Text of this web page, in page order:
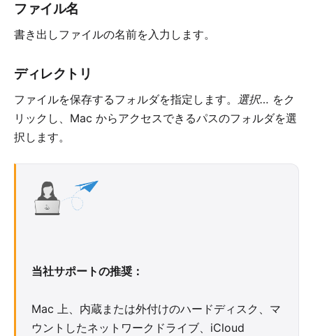
ファイル名
書き出しファイルの名前を入力します。
ディレクトリ
ファイルを保存するフォルダを指定します。 選択… をク
リックし、Mac からアクセスできるパスのフォルダを選
択します。
当社サポートの推奨：
Mac 上、内蔵または外付けのハードディスク、マ
ウントしたネットワークドライブ、iCloud